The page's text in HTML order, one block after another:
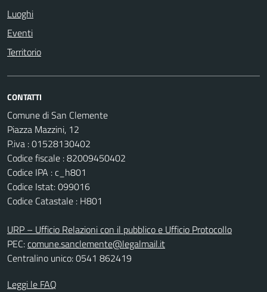
Luoghi
Eventi
Territorio
CONTATTI
Comune di San Clemente
Piazza Mazzini, 12
P.iva : 01528130402
Codice fiscale : 82009450402
Codice IPA : c_h801
Codice Istat: 099016
Codice Catastale : H801
URP – Ufficio Relazioni con il pubblico e Ufficio Protocollo
PEC:comune.sanclemente@legalmail.it
Centralino unico: 0541 862419
Leggi le FAQ